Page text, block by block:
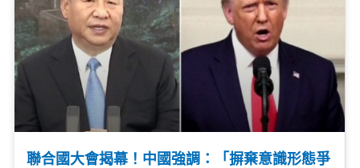
聯合國大會揭幕！中國強調：「摒棄意識形態爭